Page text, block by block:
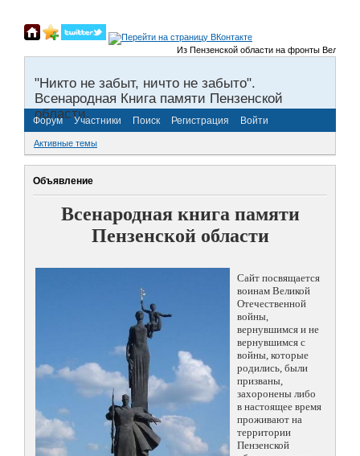
Из Пензенской области на фронты Великой
"Никто не забыт, ничто не забыто".
Всенародная Книга памяти Пензенской
области.
Форум Участники Поиск Регистрация Войти
Активные темы
Объявление
Всенародная книга памяти
Пензенской области
Сайт посвящается
воинам Великой
Отечественной
войны,
вернувшимся и не
вернувшимся с
войны, которые
родились, были
призваны,
захоронены либо
в настоящее время
проживают на
территории
Пензенской